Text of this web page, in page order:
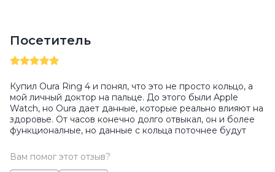
Посетитель
Купил Oura Ring 4 и понял, что это не просто кольцо, а
мой личный доктор на пальце. До этого были Apple
Watch, но Oura дает данные, которые реально влияют на
здоровье. От часов конечно долго отвыкал, он и более
функционалные, но данные с кольца поточнее будут
Вам помог этот отзыв?